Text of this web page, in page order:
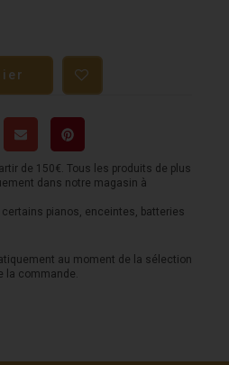
de 150€. Tous les produits de plus
dans notre magasin à
certains pianos, enceintes, batteries
au moment de la sélection
la commande.